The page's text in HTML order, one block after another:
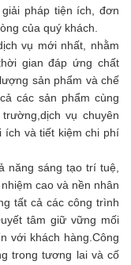
pháp tiện ích, đơn
của quý khách.
vụ mới nhất, nhằm
gian đáp ứng chất
sản phẩm và chế
các sản phẩm cùng
vụ chuyên
ích và tiết kiệm chi phí
năng sáng tạo trí tuệ,
cao và nền nhân
tất cả các công trình
tâm giữ vững mối
với khách hàng.Công
trong tương lai và cố